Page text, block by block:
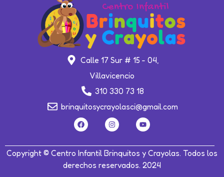
Calle 17 Sur # 15 - 04,
Villavicencio
310 330 73 18
brinquitosycrayolasci@gmail.com
Copyright © Centro Infantil Brinquitos y Crayolas. Todos los
derechos reservados. 2024